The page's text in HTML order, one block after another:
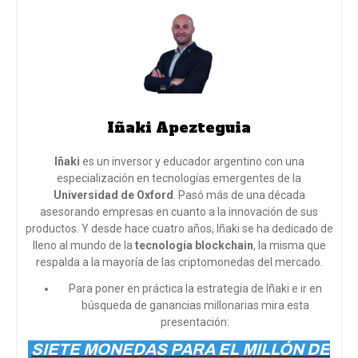
Iñaki Apezteguia
Iñaki es un inversor y educador argentino con una
especialización en tecnologías emergentes de la
Universidad de Oxford
. Pasó más de una década
asesorando empresas en cuanto a la innovación de sus
productos. Y desde hace cuatro años, Iñaki se ha dedicado de
lleno al mundo de la tecnología blockchain, la misma que
respalda a la mayoría de las criptomonedas del mercado.
Para poner en práctica la estrategia de Iñaki e ir en
búsqueda de ganancias millonarias mira esta
presentación:
SIETE MONEDAS PARA EL MILLÓN DE